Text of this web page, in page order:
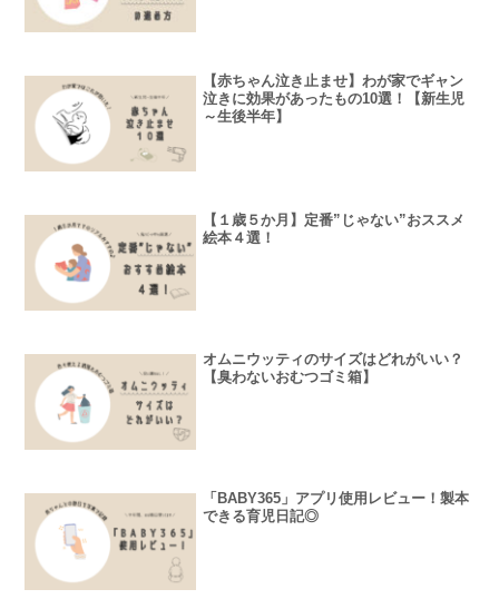
【赤ちゃん泣き止ませ】わが家でギャン
泣きに効果があったもの10選！【新生児
～生後半年】
【１歳５か月】定番”じゃない”おススメ
絵本４選！
オムニウッティのサイズはどれがいい？
【臭わないおむつゴミ箱】
「BABY365」アプリ使用レビュー！製本
できる育児日記◎